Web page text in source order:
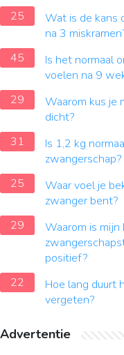
25
Wat is de kans
na 3
45
Is het normaal
voelen na 9
29
Waarom kus je
dicht?
31
Is 1,2 kg
zwangerschap?
25
Waar voel je
zwanger bent?
29
Waarom is mijn
positief?
22
Hoe lang duurt
vergeten?
Advertentie